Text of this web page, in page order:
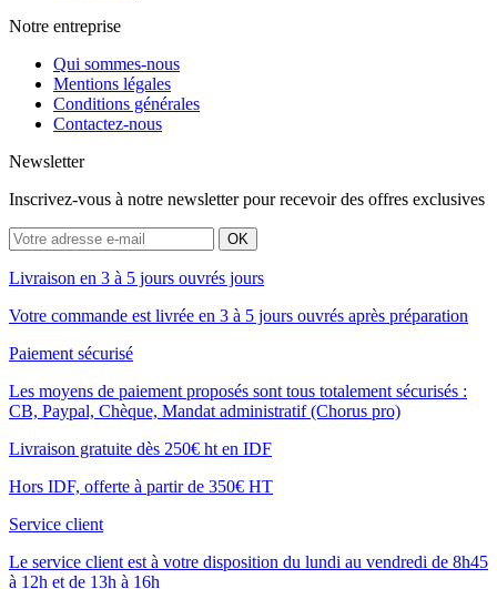
Notre entreprise
Qui sommes-nous
Mentions légales
Conditions générales
Contactez-nous
Newsletter
Inscrivez-vous à notre newsletter pour recevoir des offres exclusives
Livraison en 3 à 5 jours ouvrés jours
Votre commande est livrée en 3 à 5 jours ouvrés après préparation
Paiement sécurisé
Les moyens de paiement proposés sont tous totalement sécurisés :
CB, Paypal, Chèque, Mandat administratif (Chorus pro)
Livraison gratuite dès 250€ ht en IDF
Hors IDF, offerte à partir de 350€ HT
Service client
Le service client est à votre disposition du lundi au vendredi de 8h45
à 12h et de 13h à 16h